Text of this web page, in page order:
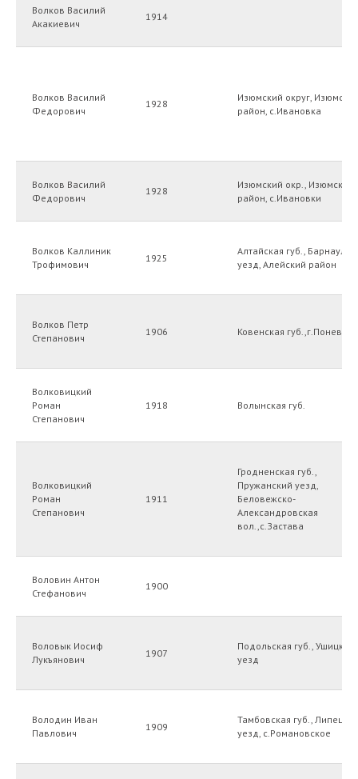
Волков Василий
Акакиевич
1914
Волков Василий
Федорович
1928
Изюмский округ,
район, с.Ивановка
Волков Василий
Федорович
1928
Изюмский окр., Изюмский
район, с.Ивановки
Волков Каллиник
Трофимович
1925
Алтайская губ.,
уезд, Алейский район
Волков Петр
Степанович
1906 Ковенская
Волковицкий
Роман
Степанович
1918 Волынская губ.
Волковицкий
Роман
Степанович
1911
Гродненская губ.,
Пружанский уезд,
Беловежско-
Александровская
вол.,с.Застава
Воловин Антон
Стефанович
1900
Воловык Иосиф
Лукъянович
1907
Подольская губ., Ушицкий
уезд
Володин Иван
Павлович
1909
Тамбовская губ.,
уезд, с.Романовское